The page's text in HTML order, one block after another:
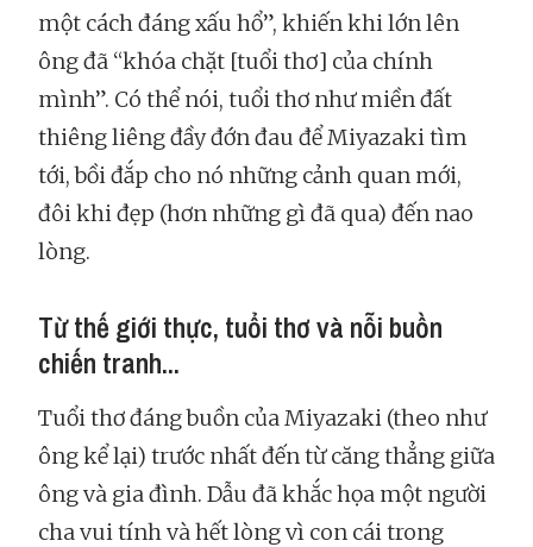
một cách đáng xấu hổ”, khiến khi lớn lên
ông đã “khóa chặt [tuổi thơ] của chính
mình”. Có thể nói, tuổi thơ như miền đất
thiêng liêng đầy đớn đau để Miyazaki tìm
tới, bồi đắp cho nó những cảnh quan mới,
đôi khi đẹp (hơn những gì đã qua) đến nao
lòng.
Từ thế giới thực, tuổi thơ và nỗi buồn
chiến tranh...
Tuổi thơ đáng buồn của Miyazaki (theo như
ông kể lại) trước nhất đến từ căng thẳng giữa
ông và gia đình. Dẫu đã khắc họa một người
cha vui tính và hết lòng vì con cái trong